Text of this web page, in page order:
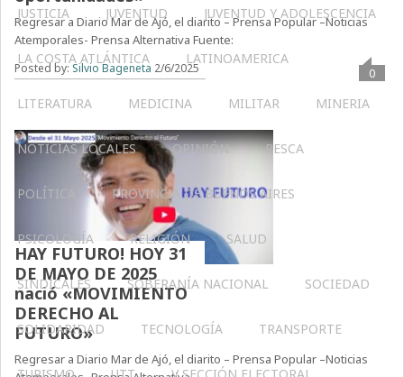
JUSTICIA JUVENTUD JUVENTUD Y ADOLESCENCIA
LA COSTA ATLÁNTICA LATINOAMERICA
LITERATURA MEDICINA MILITAR MINERIA
NOTICIAS LOCALES OPINIÓN PESCA
POLÍTICA PROVINCIA DE BUENOS AIRES
PSICOLOGÍA RELIGIÓN SALUD
SINDICALES SOBERANÍA NACIONAL SOCIEDAD
SOLIDARIDAD TECNOLOGÍA TRANSPORTE
Regresar a Diario Mar de Ajó, el diarito – Prensa Popular –Noticias
Atemporales- Prensa Alternativa Fuente:
Posted by:Silvio Bageneta 2/6/2025 0
HAY FUTURO! HOY 31
DE MAYO DE 2025
nació «MOVIMIENTO
DERECHO AL
FUTURO»
Regresar a Diario Mar de Ajó, el diarito – Prensa Popular –Noticias